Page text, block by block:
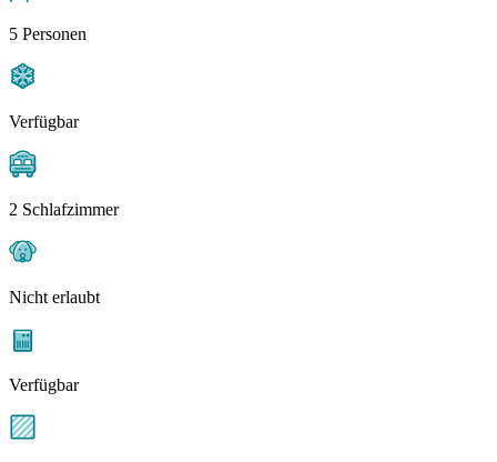
5 Personen
Verfügbar
2 Schlafzimmer
Nicht erlaubt
Verfügbar